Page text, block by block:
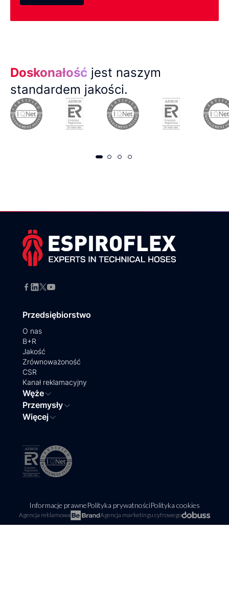
Doskonałość jest naszym
standardem jakości.
Przedsiębiorstwo
O nas
B+R
Jakość
Zrównoważoność
CSR
Kanał reklamacyjny
Węże
Przemysły
Więcej
Informacje prawnePolityka prywatnościPolityka cookies
Agencja reklamowa Agencja marketingu cyfrowego